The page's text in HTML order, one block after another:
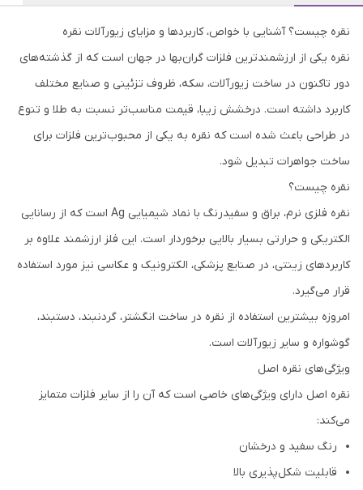
نقره چیست؟ آشنایی با خواص، کاربردها و مزایای زیورآلات نقره
نقره یکی از ارزشمندترین فلزات گران‌بها در جهان است که از گذشته‌های
دور تاکنون در ساخت زیورآلات، سکه، ظروف تزئینی و صنایع مختلف
کاربرد داشته است. درخشش زیبا، قیمت مناسب‌تر نسبت به طلا و تنوع
در طراحی باعث شده است که نقره به یکی از محبوب‌ترین فلزات برای
ساخت جواهرات تبدیل شود.
نقره چیست؟
نقره فلزی نرم، براق و سفیدرنگ با نماد شیمیایی Ag است که از رسانایی
الکتریکی و حرارتی بسیار بالایی برخوردار است. این فلز ارزشمند علاوه بر
کاربردهای زینتی، در صنایع پزشکی، الکترونیک و عکاسی نیز مورد استفاده
قرار می‌گیرد.
امروزه بیشترین استفاده از نقره در ساخت انگشتر، گردنبند، دستبند،
گوشواره و سایر زیورآلات است.
ویژگی‌های نقره اصل
نقره اصل دارای ویژگی‌های خاصی است که آن را از سایر فلزات متمایز
می‌کند:
رنگ سفید و درخشان
قابلیت شکل‌پذیری بالا